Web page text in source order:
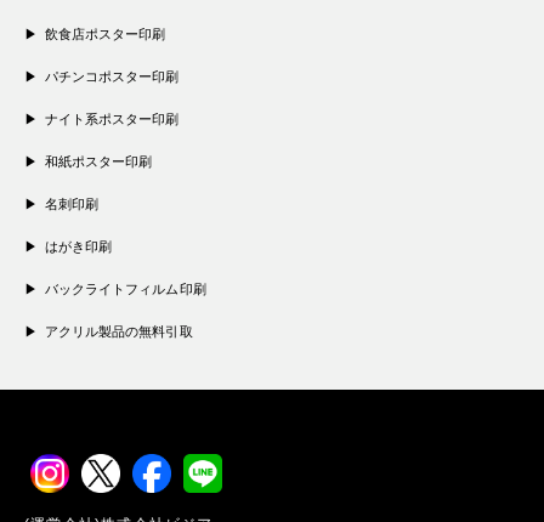
飲食店ポスター印刷
パチンコポスター印刷
ナイト系ポスター印刷
和紙ポスター印刷
名刺印刷
はがき印刷
バックライトフィルム印刷
アクリル製品の無料引取